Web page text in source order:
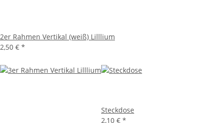
2er Rahmen Vertikal (weiß) Lilllium
2,50 € *
Steckdose
2,10 € *